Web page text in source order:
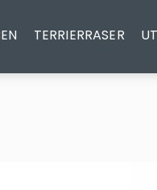
TERRIERRASER